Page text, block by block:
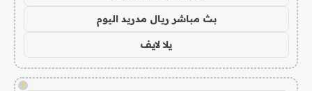
بث مباشر ريال مدريد اليوم
يلا لايف
!